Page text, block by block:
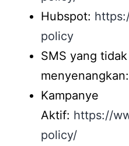
Hubspot:
policy
SMS yang tidak
menyenangkan:
Kampanye
Aktif: https://
policy/